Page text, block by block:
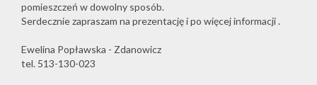
pomieszczeń w dowolny sposób.
Serdecznie zapraszam na prezentację i po więcej informacji .
Ewelina Popławska - Zdanowicz
tel. 513-130-023